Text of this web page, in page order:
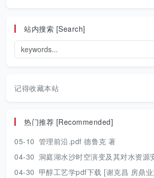
站内搜索 [Search]
记得收藏本站
热门推荐 [Recommended]
05-10 管理前沿.pdf 德鲁克 著
04-30 洞庭湖水沙时空演变及其对水资源安全的影响研究
04-30 甲醇工艺学pdf下载 [谢克昌 房鼎